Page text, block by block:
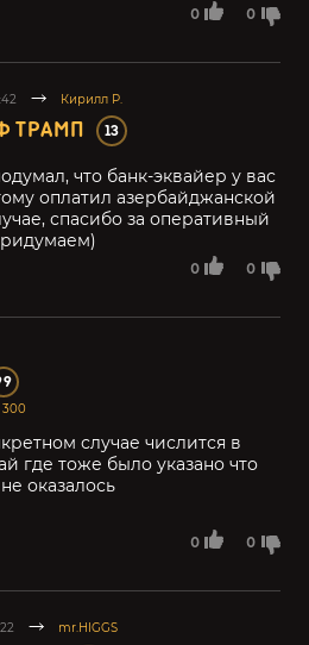
0 0
Кирилл Р.
ТРАМП 13
0 0
что банк-эквайер у вас
оплатил азербайджанской
спасибо за оперативный
300
0 0
случае числится в
где тоже было указано что
оказалось
mr.HIGGS